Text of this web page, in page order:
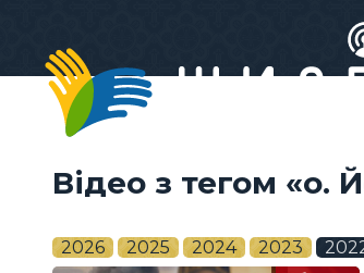
Відео з тегом «о.
2026 2025 2024 2023